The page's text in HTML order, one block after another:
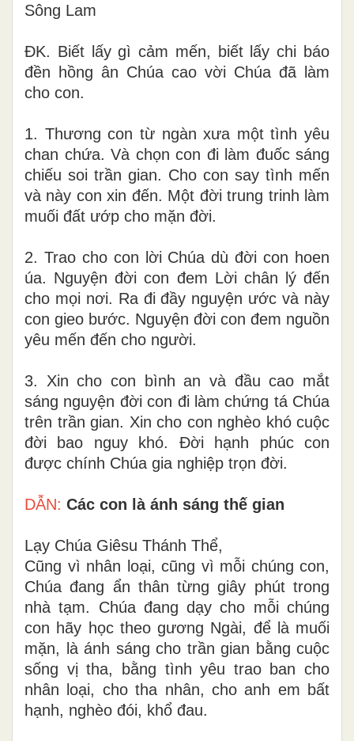
Sông Lam
ĐK. Biết lấy gì cảm mến, biết lấy chi báo
đền hồng ân Chúa cao vời Chúa đã làm
cho con.
1. Thương con từ ngàn xưa một tình yêu
chan chứa. Và chọn con đi làm đuốc sáng
chiếu soi trần gian. Cho con say tình mến
và này con xin đến. Một đời trung trinh làm
muối đất ướp cho mặn đời.
2. Trao cho con lời Chúa dù đời con hoen
úa. Nguyện đời con đem Lời chân lý đến
cho mọi nơi. Ra đi đầy nguyện ước và này
con gieo bước. Nguyện đời con đem nguồn
yêu mến đến cho người.
3. Xin cho con bình an và đầu cao mắt
sáng nguyện đời con đi làm chứng tá Chúa
trên trần gian. Xin cho con nghèo khó cuộc
đời bao nguy khó. Đời hạnh phúc con
được chính Chúa gia nghiệp trọn đời.
DẪN: Các con là ánh sáng thế gian
Lạy Chúa Giêsu Thánh Thể,
Cũng vì nhân loại, cũng vì mỗi chúng con,
Chúa đang ẩn thân từng giây phút trong
nhà tạm. Chúa đang dạy cho mỗi chúng
con hãy học theo gương Ngài, để là muối
mặn, là ánh sáng cho trần gian bằng cuộc
sống vị tha, bằng tình yêu trao ban cho
nhân loại, cho tha nhân, cho anh em bất
hạnh, nghèo đói, khổ đau.